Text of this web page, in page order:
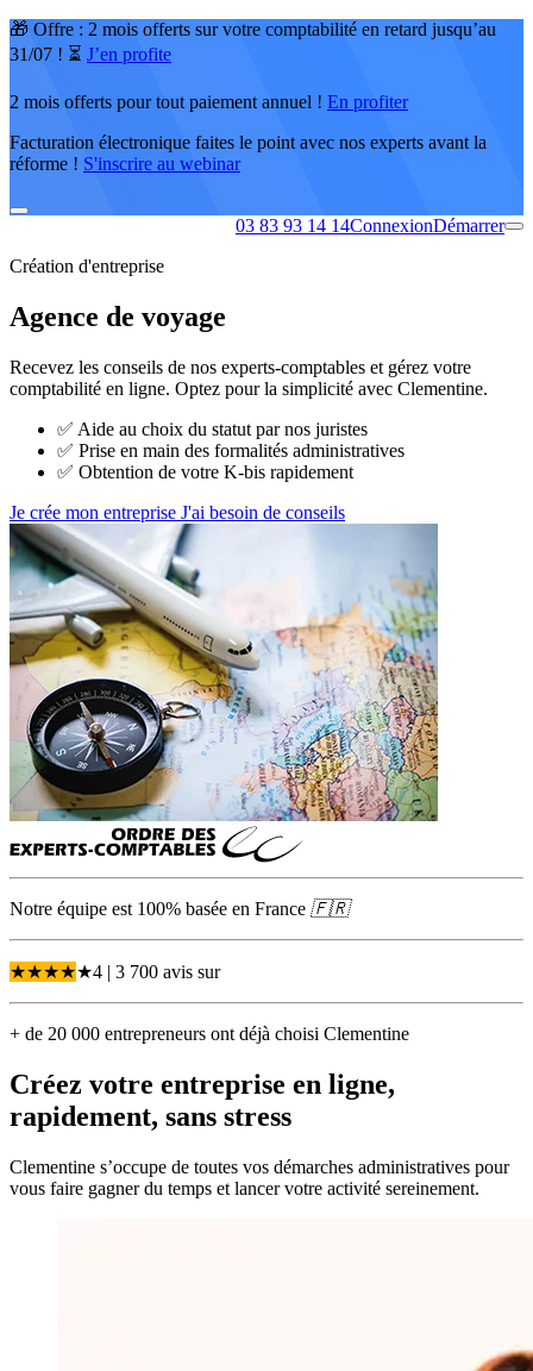
🎁 Offre : 2 mois offerts sur votre comptabilité en retard jusqu’au
31/07 ! ⏳ J’en profite
2 mois offerts pour tout paiement annuel ! En profiter
Facturation électronique faites le point avec nos experts avant la
réforme ! S'inscrire au webinar
03 83 93 14 14ConnexionDémarrer
Création d'entreprise
Agence de voyage
Recevez les conseils de nos experts-comptables et gérez votre
comptabilité en ligne. Optez pour la simplicité avec Clementine.
✅ Aide au choix du statut par nos juristes
✅ Prise en main des formalités administratives
✅ Obtention de votre K-bis rapidement
Je crée mon entreprise J'ai besoin de conseils
Notre équipe est 100% basée en France 🇫🇷
★★★★★4 | 3 700 avis sur
+ de 20 000 entrepreneurs ont déjà choisi Clementine
Créez votre entreprise en ligne,
rapidement, sans stress
Clementine s’occupe de toutes vos démarches administratives pour
vous faire gagner du temps et lancer votre activité sereinement.